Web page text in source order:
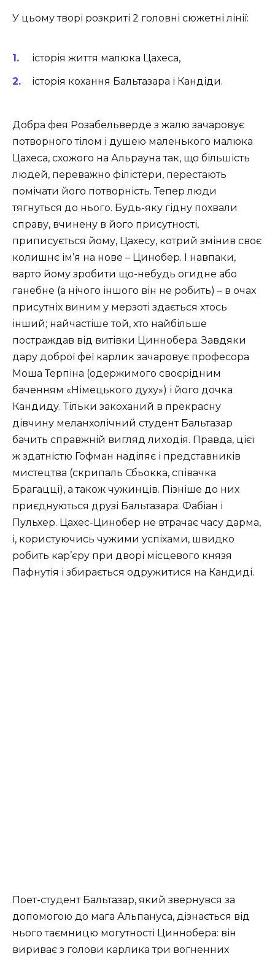
У цьому творі розкриті 2 головні сюжетні лінії:
історія життя малюка Цахеса,
історія кохання Бальтазара і Кандіди.
Добра фея Розабельверде з жалю зачаровує
потворного тілом і душею маленького малюка
Цахеса, схожого на Альрауна так, що більшість
людей, переважно філістери, перестають
помічати його потворність. Тепер люди
тягнуться до нього. Будь-яку гідну похвали
справу, вчинену в його присутності,
приписується йому, Цахесу, котрий змінив своє
колишнє ім’я на нове – Цинобер. І навпаки,
варто йому зробити що-небудь огидне або
ганебне (а нічого іншого він не робить) – в очах
присутніх виним у мерзоті здається хтось
інший; найчастіше той, хто найбільше
постраждав від витівки Циннобера. Завдяки
дару доброї феї карлик зачаровує професора
Моша Терпіна (одержимого своєрідним
баченням «Німецького духу») і його дочка
Кандиду. Тільки закоханий в прекрасну
дівчину меланхолічний студент Бальтазар
бачить справжній вигляд лиходія. Правда, цієї
ж здатністю Гофман наділяє і представників
мистецтва (скрипаль Сбьокка, співачка
Брагацці), а також чужинців. Пізніше до них
приєднуються друзі Бальтазара: Фабіан і
Пульхер. Цахес-Цинобер не втрачає часу дарма,
і, користуючись чужими успіхами, швидко
робить кар’єру при дворі місцевого князя
Пафнутія і збирається одружитися на Кандиді.
Поет-студент Бальтазар, який звернувся за
допомогою до мага Альпануса, дізнається від
нього таємницю могутності Циннобера: він
вириває з голови карлика три вогненних